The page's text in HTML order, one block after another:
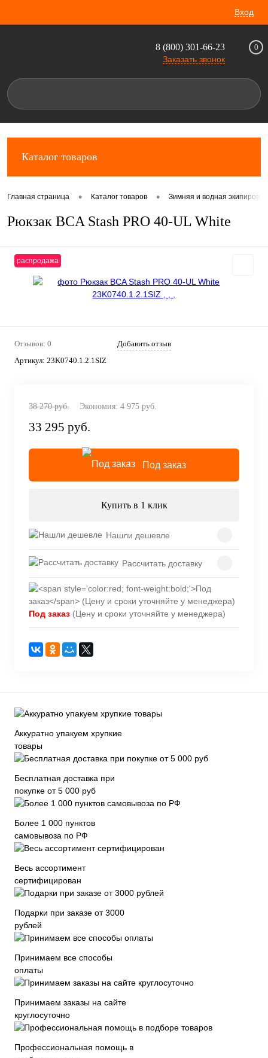
Вход
8 (800) 301-66-23
Заказать звонок
0
Каталог товаров
Главная страница • Каталог товаров • Зимняя и водная
Рюкзак BCA Stash PRO 40-UL White
распродажа
Отзывов: 0
Добавить отзыв
Артикул: 23K0740.1.2.1SIZ
38 270 руб. Экономия: 4 975 руб.
33 295 руб.
Под заказ
Купить в 1 клик
Нашли дешевле
Рассчитать доставку
Под заказ (Цену и сроки уточняйте у менеджера)
Аккуратно упакуем хрупкие
товары
Бесплатная доставка при
покупке от 5 000 руб
Более 1 000 пунктов
самовывоза по РФ
Весь ассортимент
сертифицирован
Подарки при заказе от 3000
рублей
Принимаем все способы
оплаты
Принимаем заказы на сайте
круглосуточно
Профессиональная помощь в